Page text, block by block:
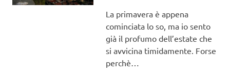
La primavera è appena
cominciata lo so, ma io sento
già il profumo dell’estate che
si avvicina timidamente. Forse
perchè…